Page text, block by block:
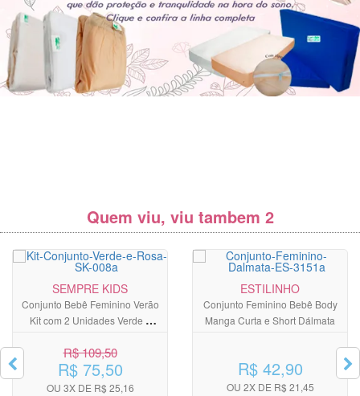
Quem viu, viu tambem 2
SEMPRE KIDS
Conjunto Bebê Feminino Verão
Kit com 2 Unidades Verde e
R$ 109,50
R$ 75,50
OU 3X DE R$ 25,16
ESTILINHO
Conjunto Feminino Bebê Body
Manga Curta e Short Dálmata
R$ 42,90
OU 2X DE R$ 21,45